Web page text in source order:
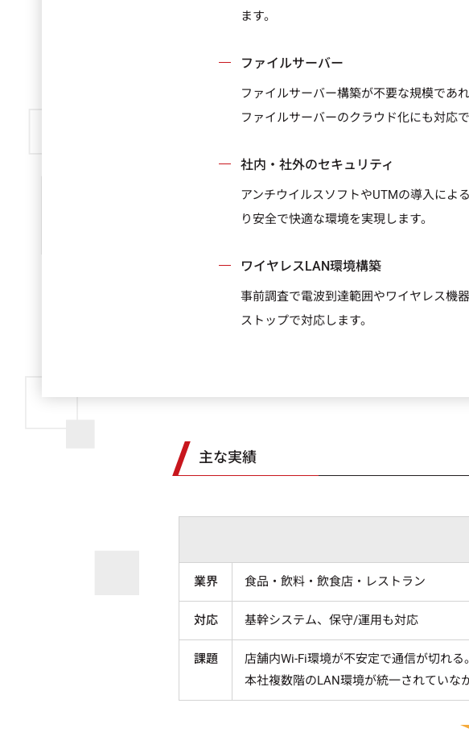
ます。
ファイルサーバー
ファイルサーバー構築が不要な規模であ
ファイルサーバーのクラウド化にも対応で
社内・社外のセキュリティ
アンチウイルスソフトやUTMの導入によ
り安全で快適な環境を実現します。
ワイヤレスLAN環境構築
事前調査で電波到達範囲やワイヤレス機
ストップで対応します。
主な実績
業界 食品・飲料・飲食店・レストラン
対応 基幹システム、保守/運用も対応
課題
店舗内Wi-Fi環境が不安定で通信が切れ
本社複数階のLAN環境が統一されていな